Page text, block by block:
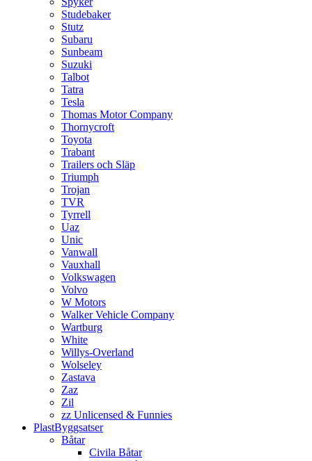
Studebaker
Stutz
Subaru
Sunbeam
Suzuki
Talbot
Tatra
Tesla
Thomas Motor Company
Thornycroft
Toyota
Trabant
Trailers och Släp
Triumph
Trojan
TVR
Tyrrell
Uaz
Unic
Vanwall
Vauxhall
Volkswagen
Volvo
W Motors
Walker Vehicle Company
Wartburg
White
Willys-Overland
Wolseley
Zastava
Zaz
Zil
zz Unlicensed & Funnies
PlastByggsatser
Båtar
Civila Båtar